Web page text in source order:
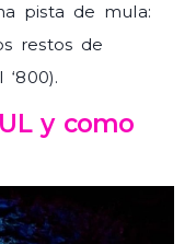
pista de mula:
restos de
y como